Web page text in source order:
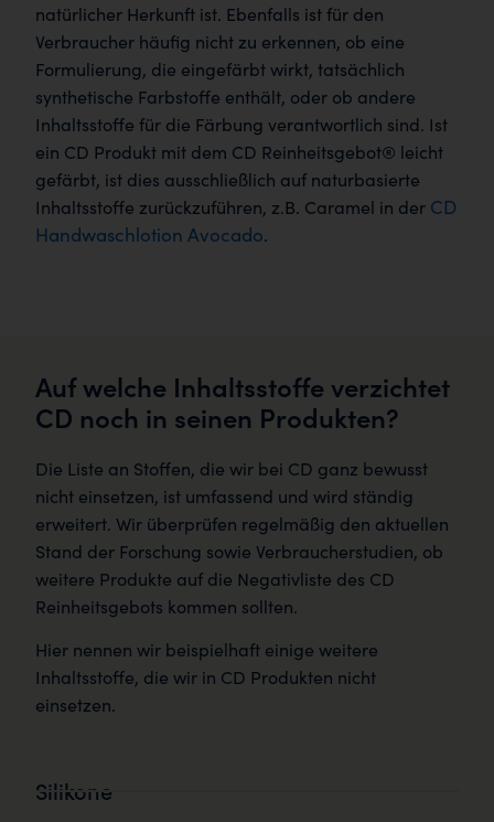
natürlicher Herkunft ist. Ebenfalls ist für den
Verbraucher häufig nicht zu erkennen, ob eine
Formulierung, die eingefärbt wirkt, tatsächlich
synthetische Farbstoffe enthält, oder ob andere
Inhaltsstoffe für die Färbung verantwortlich sind. Ist
ein CD Produkt mit dem CD Reinheitsgebot® leicht
gefärbt, ist dies ausschließlich auf naturbasierte
Inhaltsstoffe zurückzuführen, z.B. Caramel in der CD
Handwaschlotion Avocado.
Auf welche Inhaltsstoffe verzichtet
CD noch in seinen Produkten?
Die Liste an Stoffen, die wir bei CD ganz bewusst
nicht einsetzen, ist umfassend und wird ständig
erweitert. Wir überprüfen regelmäßig den aktuellen
Stand der Forschung sowie Verbraucherstudien, ob
weitere Produkte auf die Negativliste des CD
Reinheitsgebots kommen sollten.
Hier nennen wir beispielhaft einige weitere
Inhaltsstoffe, die wir in CD Produkten nicht
einsetzen.
Silikone